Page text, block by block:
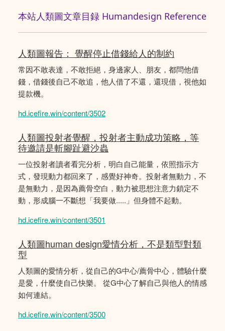
本站人類圖文章目録 Humandesign Reference
人類圖報告： 覺醒停止借錢給人的制約
常因不敢表達，不敢拒絕，身邊家人、朋友，都問他借
錢，借錢後自己不敢追，他人借了不還，還現借，視他如
提款機。
hd.icefire.win/content/3502
人類圖投射者覺醒，投射者主動成功策略，等
待邀請是斬腳趾避沙蟲
一位投射者讀者看完分析，明白自己能量，依照指示方
式，發現動力都回來了，感覺好神奇。投射者無動力，不
是無動力，是因為薦骨空白，動力被思想注意力鎖定不
動，形成腦一不斷想「我要做.....」但身體不起動。
hd.icefire.win/content/3501
人類圖human design愛情分析，不是類型對類
型
人類圖的愛情分析，從自己的G中心/薦骨中心，體驗什麼
是愛，什麼使自己快樂。 從G中心了解自己與他人的情感
如何連結。
hd.icefire.win/content/3500